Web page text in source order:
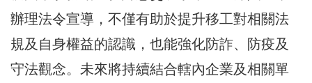
辦理法令宣導，不僅有助於提升移工對相關法
規及自身權益的認識，也能強化防詐、防疫及
守法觀念。未來將持續結合轄內企業及相關單